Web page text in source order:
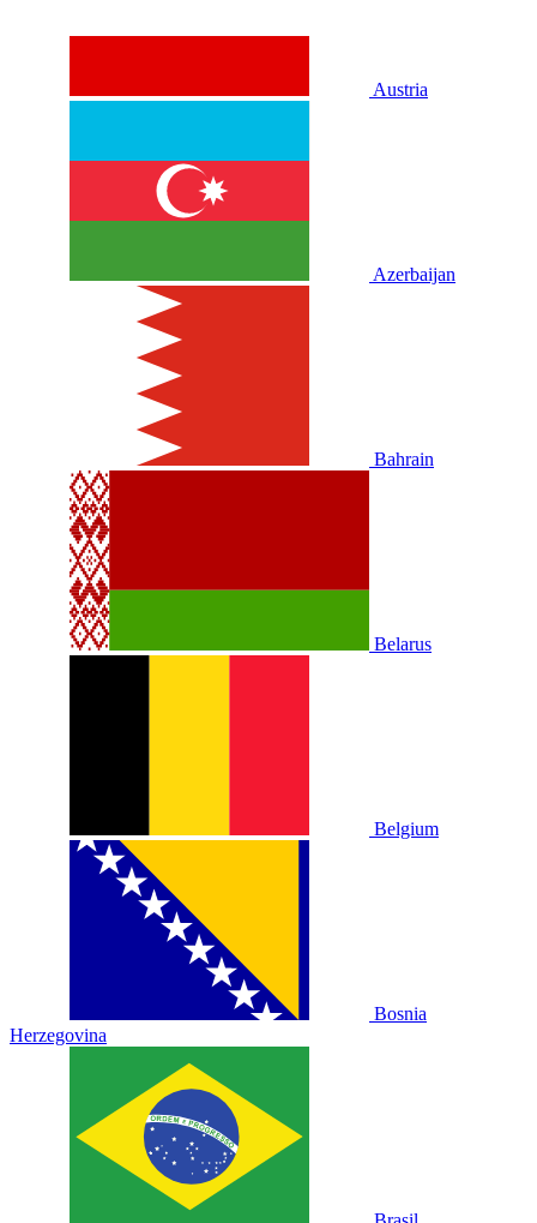
Austria
Azerbaijan
Bahrain
Belarus
Belgium
Bosnia
Herzegovina